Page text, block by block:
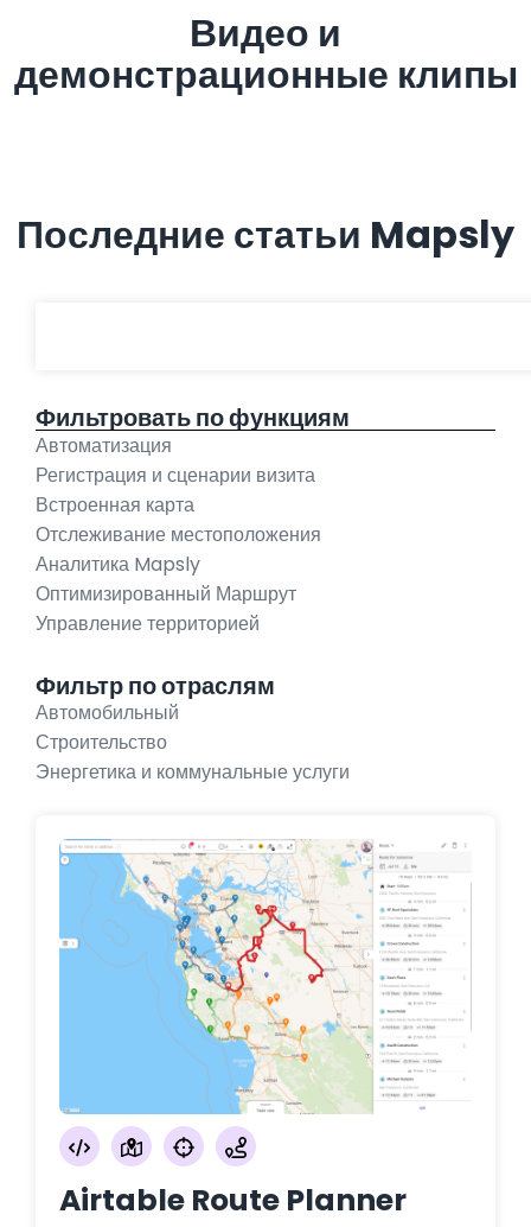
Видео и
демонстрационные клипы
Последние статьи Mapsly
Фильтровать по функциям
Автоматизация
Регистрация и сценарии визита
Встроенная карта
Отслеживание местоположения
Аналитика Mapsly
Оптимизированный Маршрут
Управление территорией
Фильтр по отраслям
Автомобильный
Строительство
Энергетика и коммунальные услуги
Airtable Route Planner